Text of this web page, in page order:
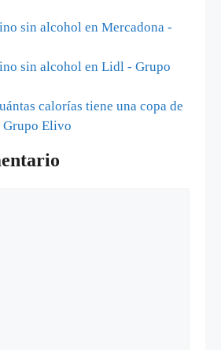
sin alcohol en Mercadona -
sin alcohol en Lidl - Grupo
calorías tiene una copa de
Elivo